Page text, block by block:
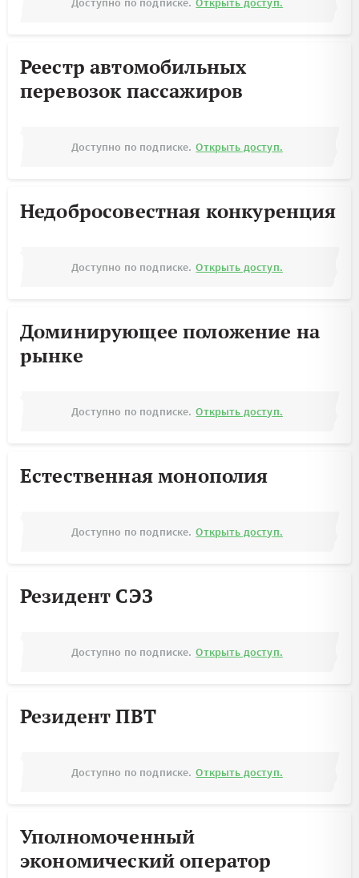
Реестр автомобильных
перевозок пассажиров
Доступно по подписке. Открыть доступ.
Недобросовестная конкуренция
Доступно по подписке. Открыть доступ.
Доминирующее положение на
рынке
Доступно по подписке. Открыть доступ.
Естественная монополия
Доступно по подписке. Открыть доступ.
Резидент СЭЗ
Доступно по подписке. Открыть доступ.
Резидент ПВТ
Доступно по подписке. Открыть доступ.
Уполномоченный
экономический оператор